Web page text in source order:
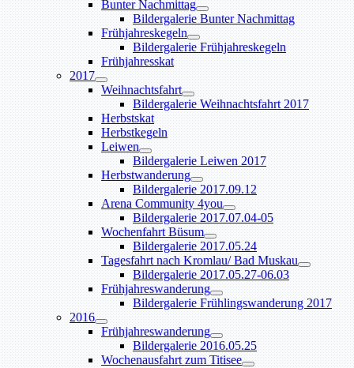
Bunter Nachmittag
Bildergalerie Bunter Nachmittag
Frühjahreskegeln
Bildergalerie Frühjahreskegeln
Frühjahresskat
2017
Weihnachtsfahrt
Bildergalerie Weihnachtsfahrt 2017
Herbstskat
Herbstkegeln
Leiwen
Bildergalerie Leiwen 2017
Herbstwanderung
Bildergalerie 2017.09.12
Arena Community 4you
Bildergalerie 2017.07.04-05
Wochenfahrt Büsum
Bildergalerie 2017.05.24
Tagesfahrt nach Kromlau/ Bad Muskau
Bildergalerie 2017.05.27-06.03
Frühjahreswanderung
Bildergalerie Frühlingswanderung 2017
2016
Frühjahreswanderung
Bildergalerie 2016.05.25
Wochenausfahrt zum Titisee